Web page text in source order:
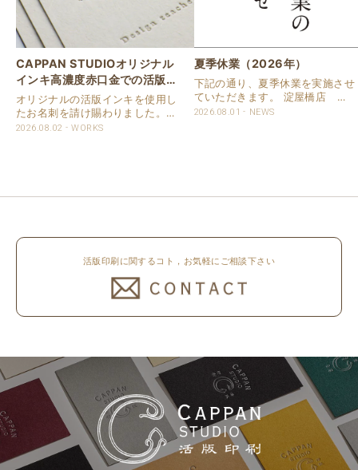
CAPPAN STUDIOオリジナル
インキ高濃度赤口金での活版名
刺
オリジナルの活版インキを使用し
たお名刺を請け賜わりました。
用紙は新バフン紙Nのきぬを使用
2026.08.02 WORKS
夏季休業（2026年）
下記の通り、夏季休業を実施させ
ていただきます。 淀屋橋店 通
常営業いたします。 奈良店 8月
2026.08.01 NEWS
活版印刷に関するコト，お気軽にご相談下さい